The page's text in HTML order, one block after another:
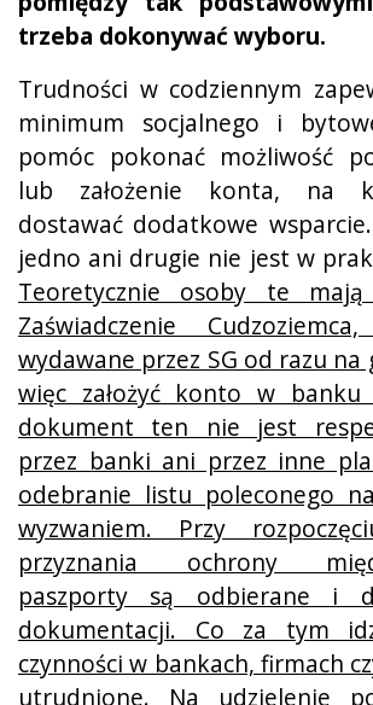
trzeba dokonywać wyboru.
Trudności w codziennym
minimum socjalnego i
pomóc pokonać możliwość
lub założenie konta, na
dostawać dodatkowe
jedno ani drugie nie jest w
Teoretycznie osoby te mają
Zaświadczenie
wydawane przez SG od razu na
więc założyć konto w
dokument ten nie jest
przez banki ani przez inne
odebranie listu poleconego
wyzwaniem. Przy
przyznania ochrony
paszporty są odbierane i
dokumentacji. Co za tym
czynności w bankach, firmach
utrudnione. Na udzielenie